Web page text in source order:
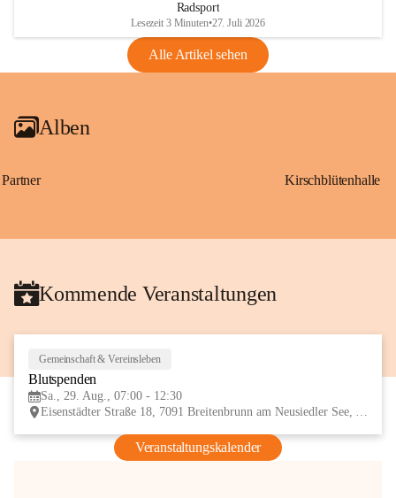
VBl. EU Nr. 18_2026
Radsport
Lesezeit 3 Minuten•27. Juli 2026
Alle Artikel sehen
Alben
Partner Kirschblütenhalle
Kommende Veranstaltungen
Gemeinschaft & Vereinsleben
Blutspenden
Sa., 29. Aug., 07:00 - 12:30
Eisenstädter Straße 18, 7091 Breitenbrunn am Neusiedler See, AUT
Veranstaltungskalender